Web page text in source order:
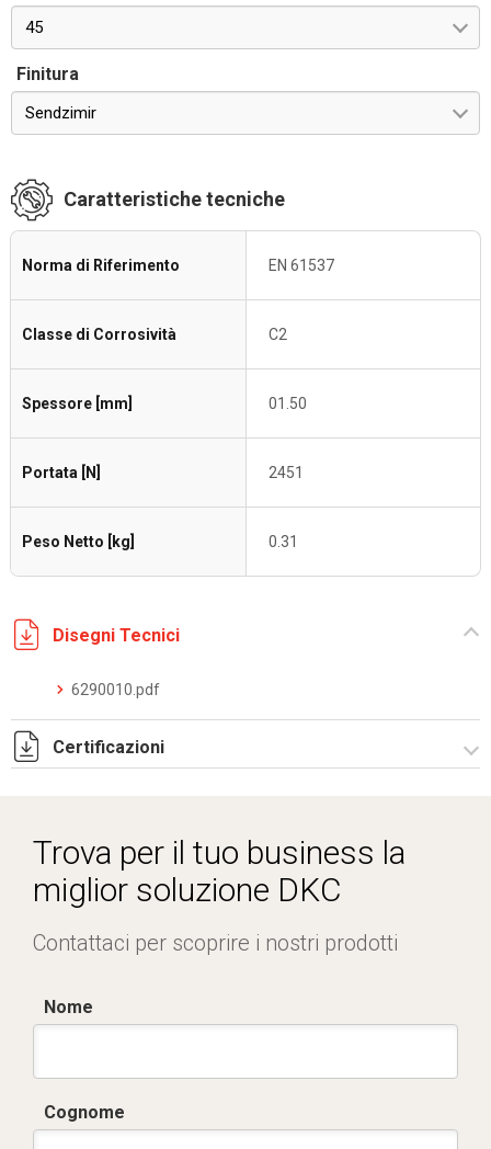
45
Finitura
Sendzimir
Caratteristiche tecniche
Norma di Riferimento EN 61537
Classe di Corrosività C2
Spessore [mm] 01.50
Portata [N] 2451
Peso Netto [kg] 0.31
Disegni Tecnici
6290010.pdf
Certificazioni
Trova per il tuo business la
miglior soluzione DKC
Contattaci per scoprire i nostri prodotti
Nome
Cognome